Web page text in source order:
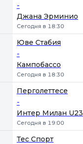
-
Джана Эрминио
Сегодня в 18:30
Юве Стабия
-
Кампобассо
Сегодня в 18:30
Перголеттесе
-
Интер Милан U23
Сегодня в 19:00
Тес Спорт